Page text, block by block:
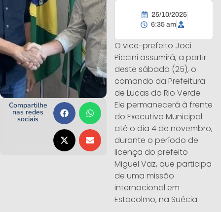
Compartilhe
nas redes
sociais
25/10/2025
6:35 am
O vice-prefeito Joci
Piccini assumirá, a partir
deste sábado (25), o
comando da Prefeitura
de Lucas do Rio Verde.
Ele permanecerá à frente
do Executivo Municipal
até o dia 4 de novembro,
durante o período de
licença do prefeito
Miguel Vaz, que participa
de uma missão
internacional em
Estocolmo, na Suécia.